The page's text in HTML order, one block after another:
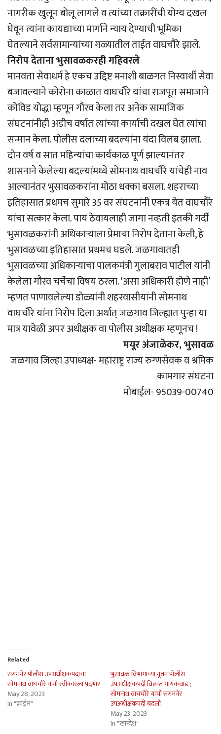
नागरीक खुलून बोलू लागले व त्यांच्या तक्रारींची योग्य दखल
घेवून त्यांना कायद्याच्या मार्गाने न्याय देण्याची भूमिका
घेतल्याने सर्वसामान्यांच्या गळ्यातील ताईत वाघचौरे झाले.
निरोप देताना भुसावळकरही गहिवरले
मानवता सेवाधर्म हे एकच उद्दिष्ट मनाशी बाळगत निस्वार्थी सेवा
बजावल्याने कोरोना काळात वाघचौरे यांचा राजपूत समाजाने
कोविड योद्धा म्हणून गौरव केला तर अनेक सामाजिक
संघटनांनीही अडीच वर्षात त्यांच्या कार्याची दखल घेत त्यांचा
सन्मान केला. पोलीस दलाच्या बदल्यांना यंदा विलंब झाला.
दोन वर्ष व सात महिन्यांचा कार्यकाळ पूर्ण झाल्यानंतर
शासनाने केलेल्या बदल्यांमध्ये सोमनाथ वाघचौरे यांचेही नाव
आल्यानंतर भुसावळकरांना मोठा धक्का बसला. शहराच्या
इतिहासात प्रथमच सुमारे 35 वर संघटनांनी एकत्र येत वाघचौरे
यांचा सत्कार केला. पाय ठेवायलाही जागा नव्हती इतकी गर्दी
भुसावळकरांनी अधिकार्‍याला प्रेमाचा निरोप देताना केली, हे
भुसावळच्या इतिहासात प्रथमच घडले. जळगावातही
भुसावळच्या अधिकार्‍याचा पालकमंत्री गुलाबराव पाटील यांनी
केलेला गौरव चर्चेचा विषय ठरला. ‘असा अधिकारी होणे नाही’
म्हणत पाणावलेल्या डोळ्यांनी शहरवासीयांनी सोमनाथ
वाघचौरे यांना निरोप दिला अर्थात् जळगाव जिल्ह्यात पुन्हा या
मात्र यावेळी अपर अधीक्षक वा पोलीस अधीक्षक म्हणूनच !
मयूर अंजाळेकर, भुसावळ
जळगाव जिल्हा उपाध्यक्ष- महाराष्ट्र राज्य रुग्णसेवक व श्रमिक
कामगार संघटना
मोबाईल- 95039-00740
Related
संगमनेर पोलीस उपअधीक्षकपदाचा
सोमनाथ वाघचौरे यांनी स्वीकारला पदभार
May 28, 2023
In "क्राईम"
भुसावळ विभागाच्या नूतन पोलीस
उपअधीक्षकपदी विक्रांत गायकवाड ;
सोमनाथ वाघचौरे यांची संगमनेर
उपअधीक्षकपदी बदली
May 23, 2023
In "खान्देश"